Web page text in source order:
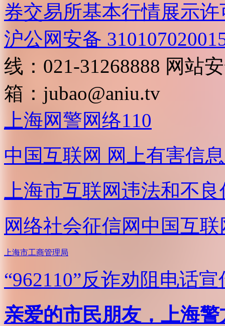
券交易所基本行情展示许
沪公网安备
线：021-31268888 网站
箱： jubao@aniu.tv
上海网警网络110
中国互联网 网上有害信
上海市互联网违法和不
网络社会征信网 中国互
上海市工商管理局
“962110”反诈劝阻电话宣
亲爱的市民朋友，上海